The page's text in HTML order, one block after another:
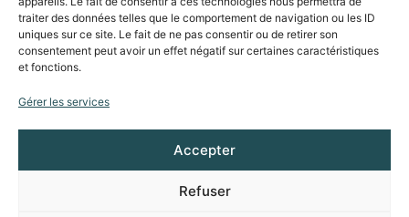
traiter des données telles que le comportement de navigation ou les ID
uniques sur ce site. Le fait de ne pas consentir ou de retirer son
consentement peut avoir un effet négatif sur certaines caractéristiques
et fonctions.
Gérer les services
Accepter
Refuser
VOUS POUVEZ ÉGALEMENT NOUS ENVOYER
UN MESSAGE :
Prenons contact
© Avenir Solaire Concept, powered by Solarock